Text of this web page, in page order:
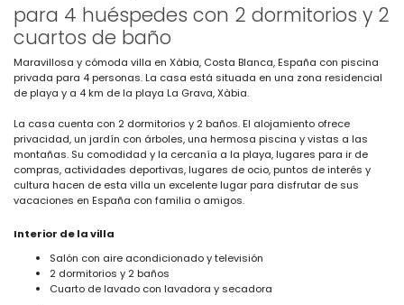
para 4 huéspedes con 2 dormitorios y 2
cuartos de baño
Maravillosa y cómoda villa en Xàbia, Costa Blanca, España con piscina
privada para 4 personas. La casa está situada en una zona residencial
de playa y a 4 km de la playa La Grava, Xàbia.
La casa cuenta con 2 dormitorios y 2 baños. El alojamiento ofrece
privacidad, un jardín con árboles, una hermosa piscina y vistas a las
montañas. Su comodidad y la cercanía a la playa, lugares para ir de
compras, actividades deportivas, lugares de ocio, puntos de interés y
cultura hacen de esta villa un excelente lugar para disfrutar de sus
vacaciones en España con familia o amigos.
Interior de la villa
Salón con aire acondicionado y televisión
2 dormitorios y 2 baños
Cuarto de lavado con lavadora y secadora